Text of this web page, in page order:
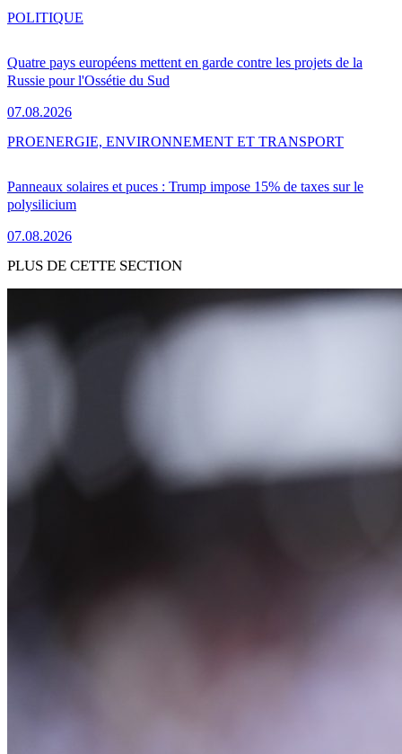
Quatre pays européens mettent en garde contre les projets de la
Russie pour l'Ossétie du Sud
07.08.2026
POLITIQUE
Panneaux solaires et puces : Trump impose 15% de taxes sur le
polysilicium
07.08.2026
PROENERGIE, ENVIRONNEMENT ET TRANSPORT
PLUS DE CETTE SECTION